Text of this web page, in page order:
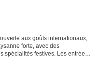
aux goûts internationaux,
forte, avec des
spécialités festives. Les entrées